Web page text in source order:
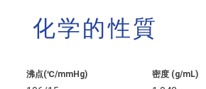
化学的性質
沸点(℃/mmHg) 密度 (g/mL)